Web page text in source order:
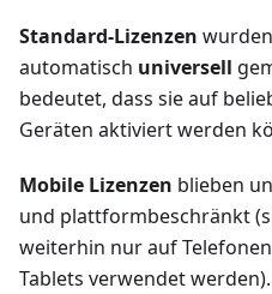
Standard-Lizenzen wurden
automatisch universell
bedeutet, dass sie auf
Geräten aktiviert werden
Mobile Lizenzen blieben
und plattformbeschränkt
weiterhin nur auf
Tablets verwendet werden).